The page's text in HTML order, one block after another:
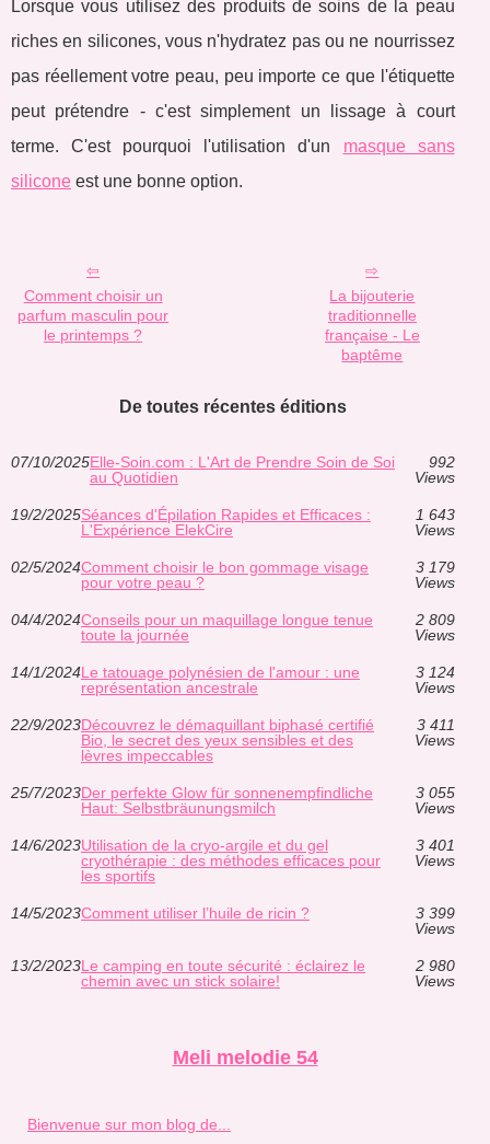
Lorsque vous utilisez des produits de soins de la peau
riches en silicones, vous n'hydratez pas ou ne nourrissez
pas réellement votre peau, peu importe ce que l'étiquette
peut prétendre - c'est simplement un lissage à court
terme. C'est pourquoi l'utilisation d'un masque sans
silicone est une bonne option.
Comment choisir un
parfum masculin pour
le printemps ?
La bijouterie
traditionnelle
française - Le
baptême
De toutes récentes éditions
07/10/2025Elle-Soin.com : L'Art de Prendre Soin de Soi
au Quotidien
992
Views
19/2/2025Séances d'Épilation Rapides et Efficaces :
L'Expérience ElekCire
1 643
Views
02/5/2024Comment choisir le bon gommage visage
pour votre peau ?
3 179
Views
04/4/2024Conseils pour un maquillage longue tenue
toute la journée
2 809
Views
14/1/2024Le tatouage polynésien de l'amour : une
représentation ancestrale
3 124
Views
22/9/2023Découvrez le démaquillant biphasé certifié
Bio, le secret des yeux sensibles et des
lèvres impeccables
3 411
Views
25/7/2023Der perfekte Glow für sonnenempfindliche
Haut: Selbstbräunungsmilch
3 055
Views
14/6/2023Utilisation de la cryo-argile et du gel
cryothérapie : des méthodes efficaces pour
les sportifs
3 401
Views
14/5/2023Comment utiliser l’huile de ricin ?
3 399
Views
13/2/2023Le camping en toute sécurité : éclairez le
chemin avec un stick solaire!
2 980
Views
Meli melodie 54
Bienvenue sur mon blog de...